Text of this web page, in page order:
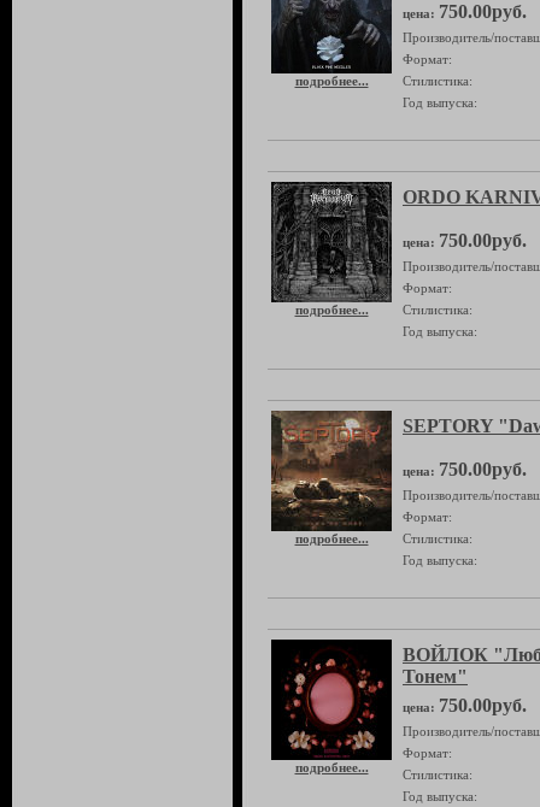
подробнее...
цена: 750.00руб.
Производитель/
Формат:
Стилистика:
Год выпуска:
подробнее...
ORDO
цена: 750.00руб.
Производитель/
Формат:
Стилистика:
Год выпуска:
подробнее...
SEPTORY
цена: 750.00руб.
Производитель/
Формат:
Стилистика:
Год выпуска:
подробнее...
ВОЙЛОК
Тонем"
цена: 750.00руб.
Производитель/
Формат:
Стилистика:
Год выпуска: